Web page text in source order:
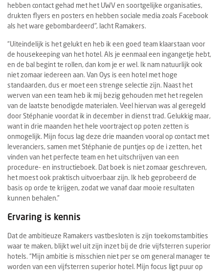
hebben contact gehad met het UWV en soortgelijke organisaties,
drukten flyers en posters en hebben sociale media zoals Facebook
als het ware gebombardeerd", lacht Ramakers.
“Uiteindelijk is het gelukt en heb ik een goed team klaarstaan voor
de housekeeping van het hotel. Als je eenmaal een ingangetje hebt,
en de bal begint te rollen, dan kom je er wel. Ik nam natuurlijk ook
niet zomaar iedereen aan. Van Oys is een hotel met hoge
standaarden, dus er moet een strenge selectie zijn. Naast het
werven van een team heb ik mij bezig gehouden met het regelen
van de laatste benodigde materialen. Veel hiervan was al geregeld
door Stéphanie voordat ik in december in dienst trad. Gelukkig maar,
want in drie maanden het hele voortraject op poten zetten is
onmogelijk. Mijn focus lag deze drie maanden vooral op contact met
leveranciers, samen met Stéphanie de puntjes op de i zetten, het
vinden van het perfecte team en het uitschrijven van een
procedure- en instructieboek. Dat boek is niet zomaar geschreven,
het moest ook praktisch uitvoerbaar zijn. Ik heb geprobeerd de
basis op orde te krijgen, zodat we vanaf daar mooie resultaten
kunnen behalen.”
Ervaring is kennis
Dat de ambitieuze Ramakers vastbesloten is zijn toekomstambities
waar te maken, blijkt wel uit zijn inzet bij de drie vijfsterren superior
hotels. “Mijn ambitie is misschien niet per se om general manager te
worden van een vijfsterren superior hotel. Mijn focus ligt puur op